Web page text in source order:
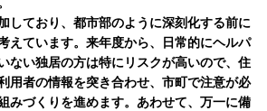
しており、都市部のように深刻化する前に
えています。来年度から、日常的にヘルパ
ない独居の方は特にリスクが高いので、住
用者の情報を突き合わせ、市町で注意が必
みづくりを進めます。あわせて、万一に備